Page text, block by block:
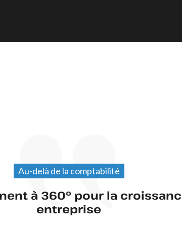
Au-delà de la comptabilité
à 360° pour la
entreprise